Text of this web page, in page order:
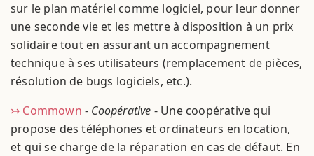
sur le plan matériel comme logiciel, pour leur donner
une seconde vie et les mettre à disposition à un prix
solidaire tout en assurant un accompagnement
technique à ses utilisateurs (remplacement de pièces,
résolution de bugs logiciels, etc.).
↣ Commown - Coopérative - Une coopérative qui
propose des téléphones et ordinateurs en location,
et qui se charge de la réparation en cas de défaut. En